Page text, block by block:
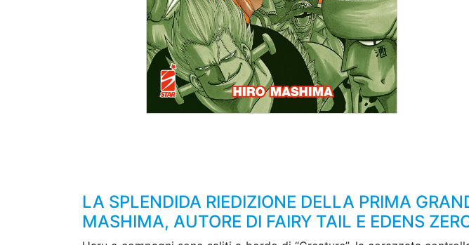
LA SPLENDIDA RIEDIZIONE DELLA PRIMA
MASHIMA, AUTORE DI FAIRY TAIL E EDENS